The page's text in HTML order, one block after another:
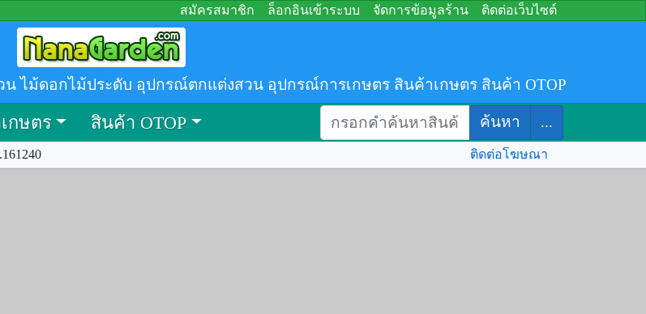
สมัครสมาชิก ล็อกอินเข้าระบบ จัดการข้อมูลร้าน ติดต่อเว็บไซต์
ไม้ดอกไม้ประดับ อุปกรณ์ตกแต่งสวน อุปกรณ์การเกษตร สินค้าเกษตร สินค้า OTOP
กษตร สินค้า OTOP ค้นหา ...
ติดต่อโฆษณา